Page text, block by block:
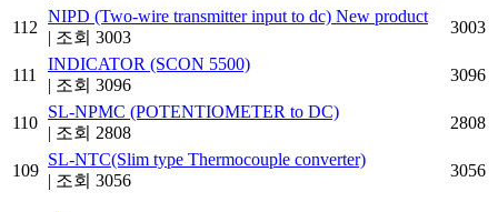
112
NIPD (Two-wire transmitter input to dc) New product
| 조회 3003
3003
111
INDICATOR (SCON 5500)
| 조회 3096
3096
110
SL-NPMC (POTENTIOMETER to DC)
| 조회 2808
2808
109
SL-NTC(Slim type Thermocouple converter)
| 조회 3056
3056